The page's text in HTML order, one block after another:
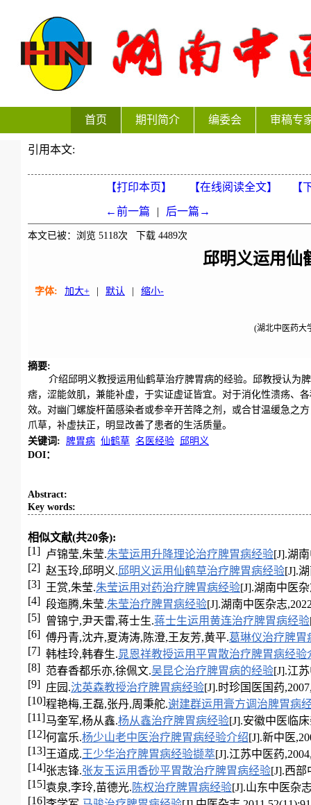
首页 期刊简介 编委会 审稿专
引用本文:
【打印本页】 【在线阅读全文】 【
←前一篇 | 后一篇→
本文已被：浏览 5118次 下载 4489次
邱明义运用仙
字体: 加大+ 默认 缩小-
(湖北中医药大
摘要:
介绍邱明义教授运用仙鹤草治疗脾胃病的经验。邱教授认为
痞，涩能敛肌，兼能补虚，于实证虚证皆宜。对于消化性溃疡、
效。对幽门螺旋杆菌感染者或参辛开苦降之剂，或合甘温缓急之
爪草，补虚扶正，明显改善了患者的生活质量。
关键词 : 脾胃病 仙鹤草 名医经验 邱明义
DOI：
Abstract:
Key words:
相似文献(共20条):
[1] 卢锦莹,朱莹.朱莹运用升降理论治疗脾胃病经验[J].湖
[2] 赵玉玲,邱明义. 邱明义运用仙鹤草治疗脾胃病经验[J].
[3] 王赏,朱莹.朱莹运用对药治疗脾胃病经验[J].湖南中医杂
[4] 段迤腾,朱莹.朱莹治疗脾胃病经验[J].湖南中医杂志
[5] 曾锦宁,尹天雷,蒋士生.蒋士生运用黄连治疗脾胃病经验
[6] 傅丹青,沈卉,夏涛涛,陈澄,王友芳,黄平.葛琳仪治疗脾胃
[7] 韩桂玲,韩春生.晁恩祥教授运用平胃散治疗脾胃病经验
[8] 范春香都乐亦,徐佩文.吴昆仑治疗脾胃病的经验[J].江
[9] 庄园.沈英森教授治疗脾胃病经验[J].时珍国医国药
[10]程艳梅,王磊,张丹,周秉舵.谢建群运用膏方调治脾胃病
[11]马奎军,杨从鑫.杨从鑫治疗脾胃病经验[J].安徽中医临床
[12]何富乐.杨少山老中医治疗脾胃病经验介绍[J].新中医
[13]王道成.王少华治疗脾胃病经验撷萃[J].江苏中医药
[14]张志锋.张友玉运用香砂平胃散治疗脾胃病经验[J].西部
[15]袁泉,李玲,苗德光. 陈权治疗脾胃病经验[J].山东中医杂
[16]